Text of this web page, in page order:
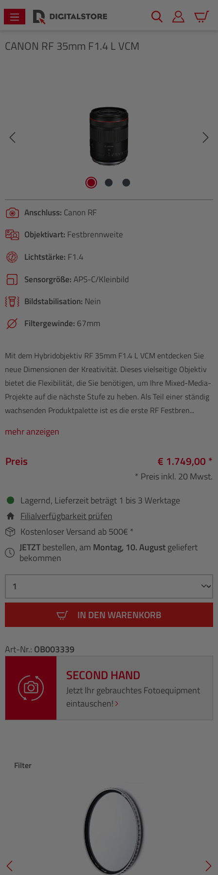
springen
CANON RF 35mm F1.4 L VCM
Anschluss: Canon RF
Objektivart: Festbrennweite
Lichtstärke: F1.4
Sensorgröße:APS-C/​Kleinbild
Bildstabilisation: Nein
Filtergewinde: 67mm
Mit dem Hybridobjektiv RF 35mm F1.4 L VCM entdecken Sie
neue Dimensionen der Kreativität. Dieses vielseitige Objektiv
bietet die Flexibilität, die Sie benötigen, um Ihre Mixed-Media-
Projekte auf die nächste Stufe zu heben. Als Teil einer ständig
wachsenden Produktpalette ist es die erste RF Festbren...
mehr anzeigen
Preis € 1.749,00 *
* Preis inkl. 20 Mwst.
Lagernd, Lieferzeit beträgt 1 bis 3 Werktage
Filialverfügbarkeit prüfen
Kostenloser Versand ab 500€ *
JETZTbestellen, am Montag, 10. Augustgeliefert
bekommen
IN DEN WARENKORB
Art-Nr.: OB003339
SECOND HAND
Jetzt Ihr gebrauchtes Fotoequipment
eintauschen!
Produktgalerie überspringen
Filter